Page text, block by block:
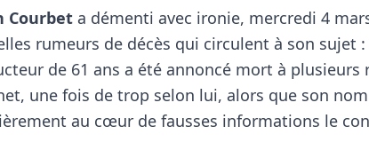
Courbet a démenti avec ironie, mercredi 4
rumeurs de décès qui circulent à son sujet :
de 61 ans a été annoncé mort à plusieurs
une fois de trop selon lui, alors que son
au cœur de fausses informations le